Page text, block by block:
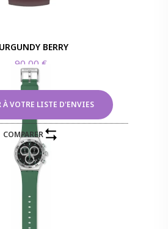
BERRY
90,00 €
À VOTRE LISTE D'ENVIES
COMPARER